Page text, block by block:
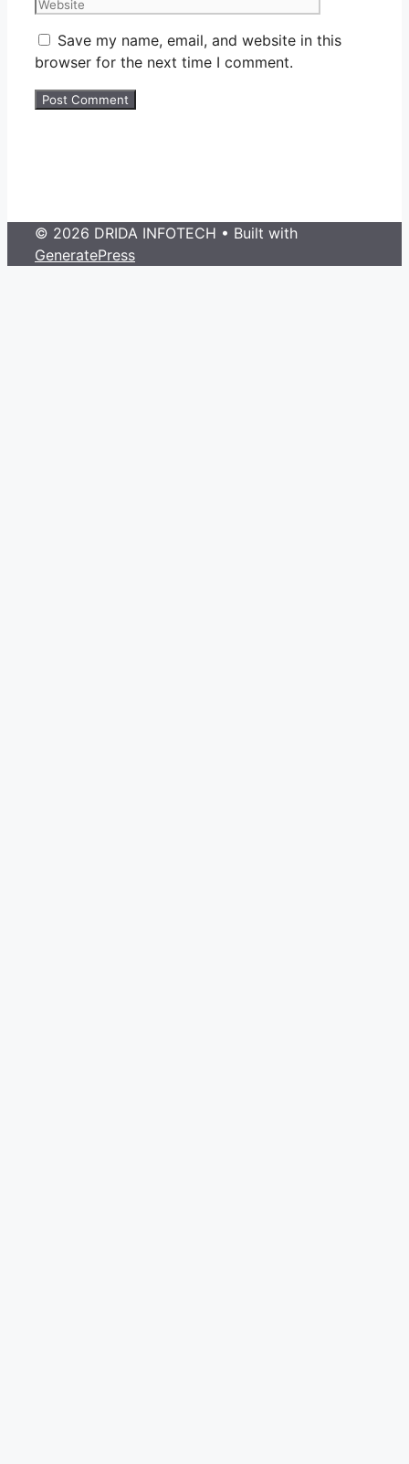
Save my name, email, and website in this
browser for the next time I comment.
© 2026 DRIDA INFOTECH • Built with
GeneratePress